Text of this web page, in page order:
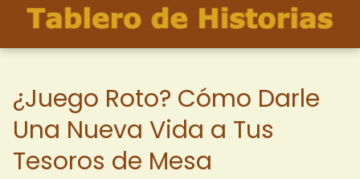
¿Juego Roto? Cómo Darle
Una Nueva Vida a Tus
Tesoros de Mesa